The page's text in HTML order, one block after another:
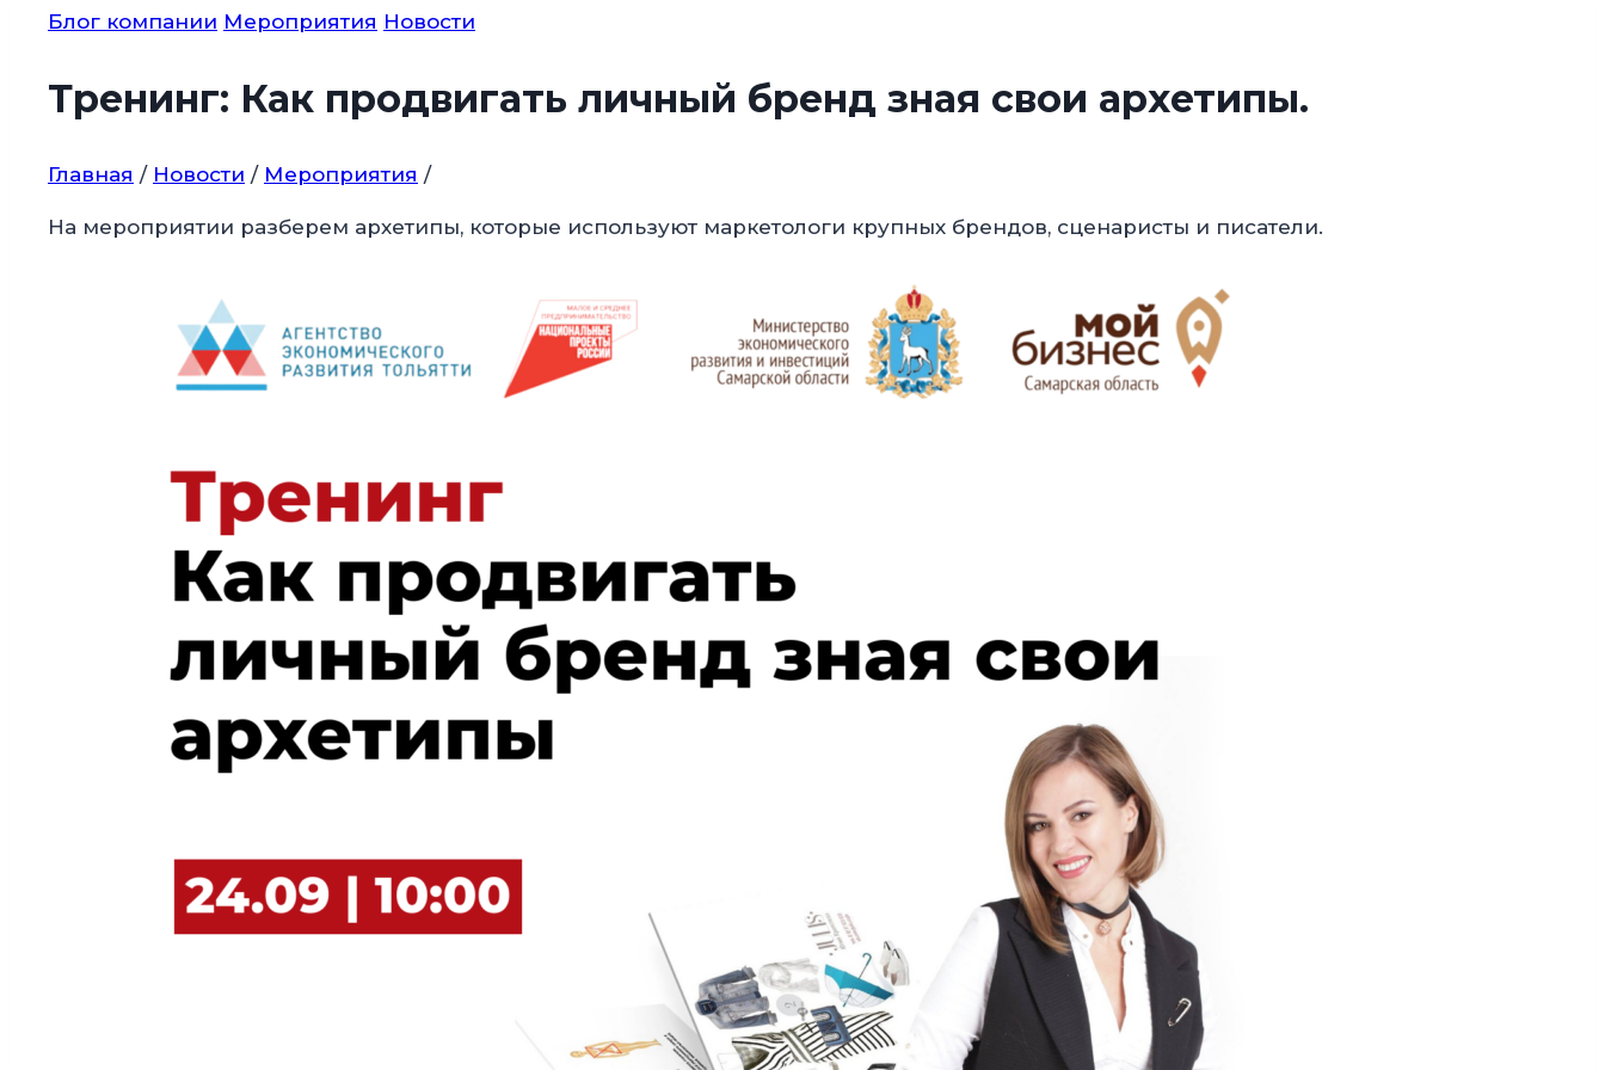
Блог компании Мероприятия Новости
Тренинг: Как продвигать личный бренд зная свои архетипы.
Главная / Новости / Мероприятия /
На мероприятии разберем архетипы, которые используют маркетологи крупных брендов, сценаристы и писатели.